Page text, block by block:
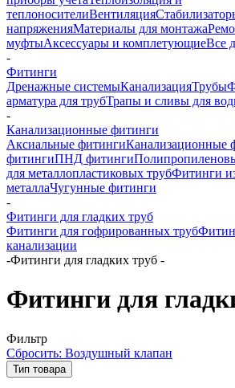
теплоносителиВентиляция
напряженияМатериалы для монтажа
муфтыАксессуары и комплетующиеВсе
-
Фитинги
Дренажные системыКанализацияТрубы
арматура для трубТрапы и сливы для
-
Канализационные фитинги
Аксиальные фитингиКанализационные
фитингиПНД фитинги
для металлопластиковых трубФитинги
металлаЧугунные фитинги
-
Фитинги для гладких труб
Фитинги для гофрированных труб
канализации
-Фитинги для гладких труб -
Фитинги для
Фильтр
Сбросить: Воздушный клапан
Тип товара